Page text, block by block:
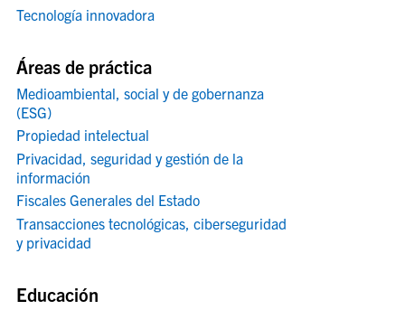
Tecnología innovadora
Áreas de práctica
Medioambiental, social y de gobernanza
(ESG)
Propiedad intelectual
Privacidad, seguridad y gestión de la
información
Fiscales Generales del Estado
Transacciones tecnológicas, ciberseguridad
y privacidad
Educación